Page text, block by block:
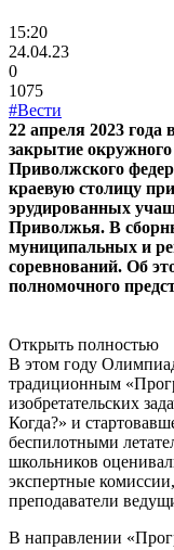
15:20
24.04.23
0
1075
#Вести
22 апреля 2023 года
закрытие
Приволжского
краевую столицу
эрудированных
Приволжья. В
муниципальных и
соревнований. Об
полномочного
Открыть полностью
В этом году
традиционным
изобретательских
Когда?» и
беспилотными
школьников
экспертные
преподаватели
В направлении